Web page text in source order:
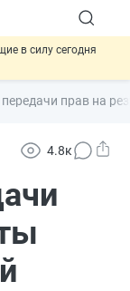
в силу сегодня
товаров через
предлагают
прав на
4.8к